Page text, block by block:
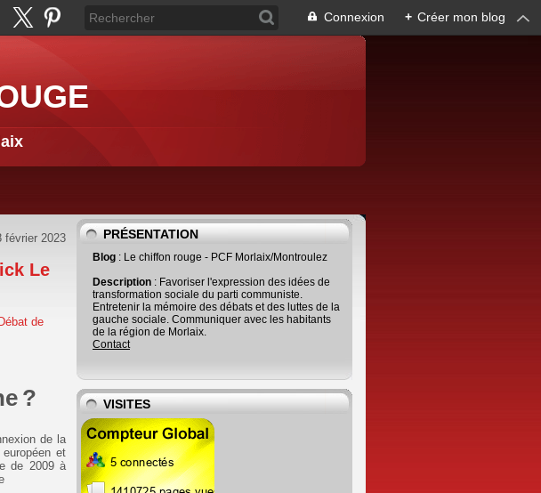
Connexion + Créer mon blog
février 2023
Le
?
de la
et
de 2009 à
PRÉSENTATION
Blog : Le chiffon rouge - PCF Morlaix/Montroulez
Description : Favoriser l'expression des idées de
transformation sociale du parti communiste.
Entretenir la mémoire des débats et des luttes de la
gauche sociale. Communiquer avec les habitants
de la région de Morlaix.
Contact
VISITES